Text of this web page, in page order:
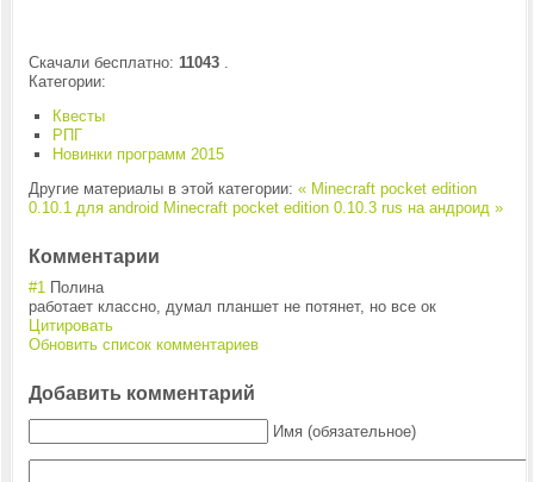
Скачали бесплатно: 11043.
Категории:
Квесты
РПГ
Новинки программ 2015
Другие материалы в этой категории: « Minecraft pocket edition
0.10.1 для android Minecraft pocket edition 0.10.3 rus на андроид »
Комментарии
#1 Полина
работает классно, думал планшет не потянет, но все ок
Цитировать
Обновить список комментариев
Добавить комментарий
Имя (обязательное)